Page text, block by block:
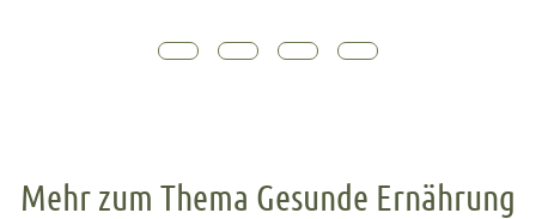
Mehr zum Thema Gesunde Ernährung